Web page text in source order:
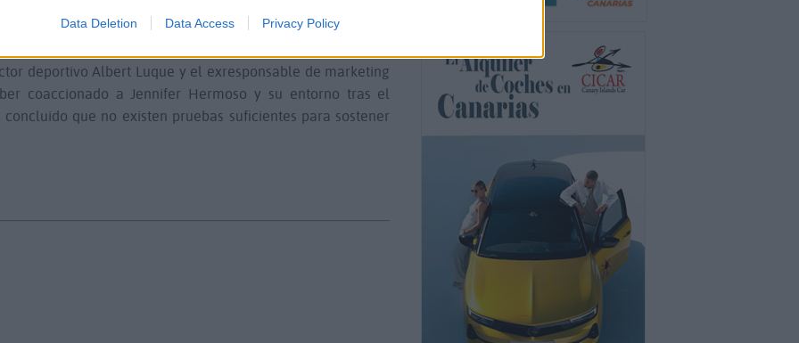
Data Deletion Data Access Privacy Policy
de cargos a los otros tres exmiembros de la RFEF: el
deportivo Albert Luque y el exresponsable de marketing
coaccionado a Jennifer Hermoso y su entorno tras el
que no existen pruebas suficientes para sostener